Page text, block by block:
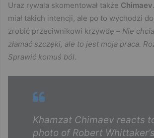
Uraz rywala skomentował także Chimaev
miał takich intencji, ale po to wychodzi
zrobić przeciwnikowi krzywdę – Nie
złamać szczęki, ale to jest moja praca.
Sprawić komuś ból.
Khamzat Chimaev reacts
photo of Robert